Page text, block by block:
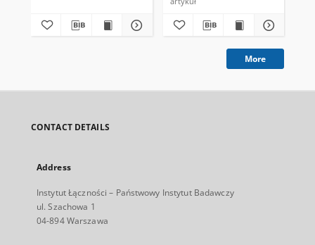
More
CONTACT DETAILS
Address
Instytut Łączności – Państwowy Instytut Badawczy
ul. Szachowa 1
04-894 Warszawa